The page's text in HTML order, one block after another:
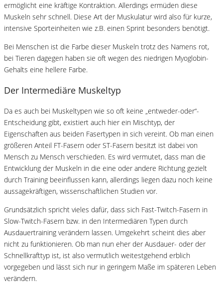
ermöglicht eine kräftige Kontraktion. Allerdings ermüden diese
Muskeln sehr schnell. Diese Art der Muskulatur wird also für kurze,
intensive Sporteinheiten wie z.B. einen Sprint besonders benötigt.
Bei Menschen ist die Farbe dieser Muskeln trotz des Namens rot,
bei Tieren dagegen haben sie oft wegen des niedrigen Myoglobin-
Gehalts eine hellere Farbe.
Der Intermediäre Muskeltyp
Da es auch bei Muskeltypen wie so oft keine „entweder-oder“-
Entscheidung gibt, existiert auch hier ein Mischtyp, der
Eigenschaften aus beiden Fasertypen in sich vereint. Ob man einen
größeren Anteil FT-Fasern oder ST-Fasern besitzt ist dabei von
Mensch zu Mensch verschieden. Es wird vermutet, dass man die
Entwicklung der Muskeln in die eine oder andere Richtung gezielt
durch Training beeinflussen kann, allerdings liegen dazu noch keine
aussagekräftigen, wissenschaftlichen Studien vor.
Grundsätzlich spricht vieles dafür, dass sich Fast-Twitch-Fasern in
Slow-Twitch-Fasern bzw. in den Intermediären Typen durch
Ausdauertraining verändern lassen. Umgekehrt scheint dies aber
nicht zu funktionieren. Ob man nun eher der Ausdauer- oder der
Schnellkrafttyp ist, ist also vermutlich weitestgehend erblich
vorgegeben und lässt sich nur in geringem Maße im späteren Leben
verändern.